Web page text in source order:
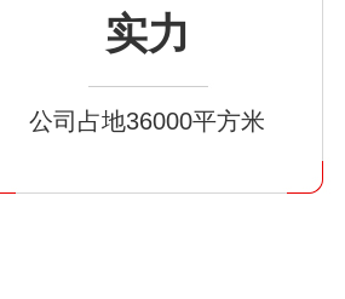
实力
公司占地36000平方米